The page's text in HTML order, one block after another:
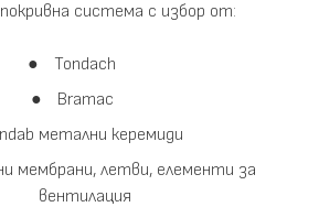
система с избор от:
Tondach
Bramac
метални керемиди
мембрани, летви, елементи за
вентилация